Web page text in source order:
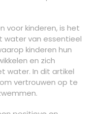
voor kinderen, is het
water van essentieel
kinderen hun
en zich
water. In dit artikel
vertrouwen op te